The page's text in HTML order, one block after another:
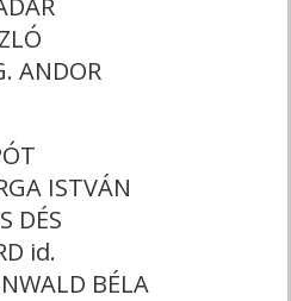
ANDOR
ISTVÁN
DÉS
id.
BÉLA